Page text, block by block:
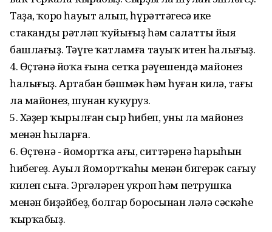
Таҙа, ҡоро һауыт алып, һүрәттәгесә ике
стаканды рәтләп ҡуйығыҙ һәм салатты йыя
башлағыҙ. Тәүге ҡатламға тауыҡ итен һалығыҙ.
4. Өҫтәнә йоҡа ғына сетка рәүешендә майонез
һалығыҙ. Артабан бәшмәк һәм һуған килә, тағы
ла майонез, шунан кукуруз.
5. Хәҙер ҡырылған сыр һибеп, уны ла майонез
менән һыларға.
6. Өҫтөнә - йомортҡа ағы, ситтәренә һарыһын
һибегеҙ. Ауыл йомортҡаһы менән бигерәк сағыу
килеп сыға. Эргәләрен укроп һәм петрушка
менән биҙәйбеҙ, болгар боросынан ләлә сәскәһе
ҡырҡабыҙ.